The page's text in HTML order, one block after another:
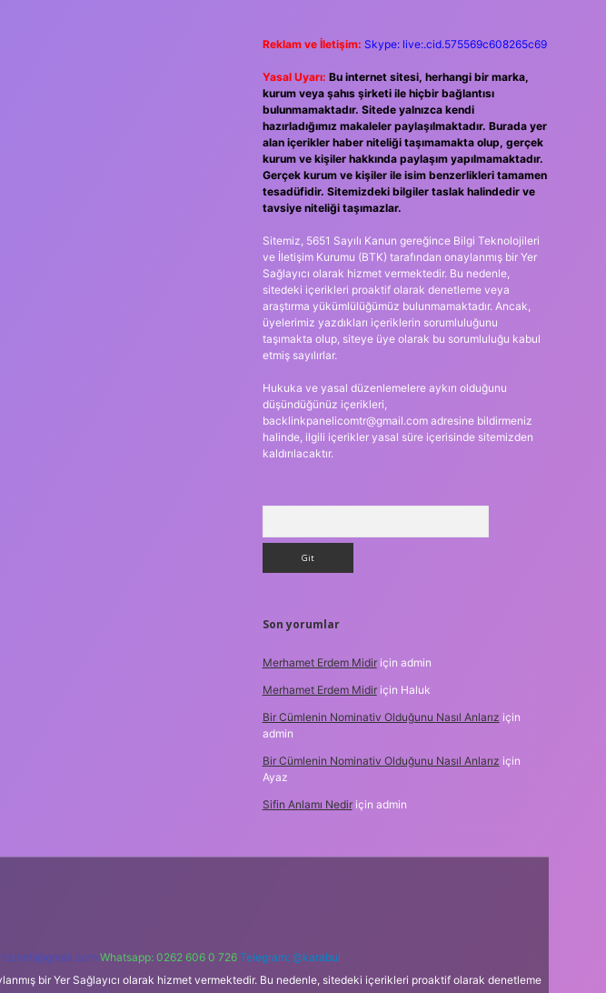
Reklam ve İletişim: Skype: live:.cid.575569c608265c69
Yasal Uyarı: Bu internet sitesi, herhangi bir marka,
kurum veya şahıs şirketi ile hiçbir bağlantısı
bulunmamaktadır. Sitede yalnızca kendi
hazırladığımız makaleler paylaşılmaktadır. Burada yer
alan içerikler haber niteliği taşımamakta olup, gerçek
kurum ve kişiler hakkında paylaşım yapılmamaktadır.
Gerçek kurum ve kişiler ile isim benzerlikleri tamamen
tesadüfidir. Sitemizdeki bilgiler taslak halindedir ve
tavsiye niteliği taşımazlar.
Sitemiz, 5651 Sayılı Kanun gereğince Bilgi Teknolojileri
ve İletişim Kurumu (BTK) tarafından onaylanmış bir Yer
Sağlayıcı olarak hizmet vermektedir. Bu nedenle,
sitedeki içerikleri proaktif olarak denetleme veya
araştırma yükümlülüğümüz bulunmamaktadır. Ancak,
üyelerimiz yazdıkları içeriklerin sorumluluğunu
taşımakta olup, siteye üye olarak bu sorumluluğu kabul
etmiş sayılırlar.
Hukuka ve yasal düzenlemelere aykırı olduğunu
düşündüğünüz içerikleri,
backlinkpanelicomtr@gmail.comadresine bildirmeniz
halinde, ilgili içerikler yasal süre içerisinde sitemizden
kaldırılacaktır.
Son yorumlar
Merhamet Erdem Midiriçin admin
Merhamet Erdem Midiriçin Haluk
Bir Cümlenin Nominativ Olduğunu Nasıl Anlarız için
admin
Bir Cümlenin Nominativ Olduğunu Nasıl Anlarız için
Ayaz
Sifin Anlamı Nediriçin admin
Whatsapp: 0262 606 0 726 Telegram: @karabul
bir Yer Sağlayıcı olarak hizmet vermektedir. Bu nedenle, sitedeki içerikleri proaktif olarak denetleme